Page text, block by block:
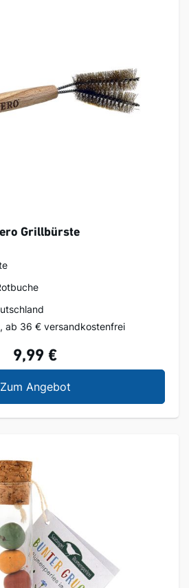
Grillbürste
ab 36 € versandkostenfrei
9,99 €
Zum AngebotNero Grillbürste